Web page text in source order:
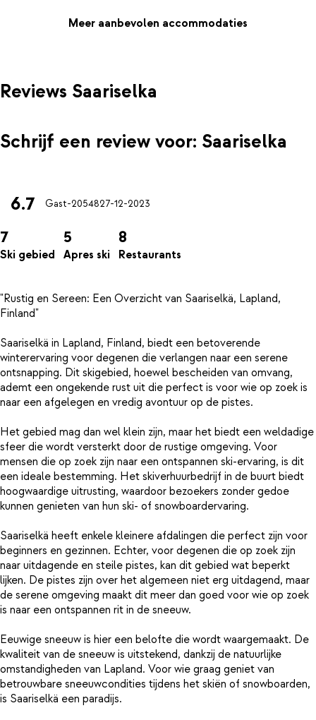
weer een andere dag zoef je met een sneeuwscooter door het
Meer aanbevolen accommodaties
Reviews Saariselka
Schrijf een review voor: Saariselka
6.7 Gast-2054827-12-2023
7
Ski gebied
5
Apres ski
8
Restaurants
"Rustig en Sereen: Een Overzicht van Saariselkä, Lapland,
Finland"
Saariselkä in Lapland, Finland, biedt een betoverende
winterervaring voor degenen die verlangen naar een serene
ontsnapping. Dit skigebied, hoewel bescheiden van omvang,
ademt een ongekende rust uit die perfect is voor wie op zoek is
naar een afgelegen en vredig avontuur op de pistes.
Het gebied mag dan wel klein zijn, maar het biedt een weldadige
sfeer die wordt versterkt door de rustige omgeving. Voor
mensen die op zoek zijn naar een ontspannen ski-ervaring, is dit
een ideale bestemming. Het skiverhuurbedrijf in de buurt biedt
hoogwaardige uitrusting, waardoor bezoekers zonder gedoe
kunnen genieten van hun ski- of snowboardervaring.
Saariselkä heeft enkele kleinere afdalingen die perfect zijn voor
beginners en gezinnen. Echter, voor degenen die op zoek zijn
naar uitdagende en steile pistes, kan dit gebied wat beperkt
lijken. De pistes zijn over het algemeen niet erg uitdagend, maar
de serene omgeving maakt dit meer dan goed voor wie op zoek
is naar een ontspannen rit in de sneeuw.
Eeuwige sneeuw is hier een belofte die wordt waargemaakt. De
kwaliteit van de sneeuw is uitstekend, dankzij de natuurlijke
omstandigheden van Lapland. Voor wie graag geniet van
betrouwbare sneeuwcondities tijdens het skiën of snowboarden,
is Saariselkä een paradijs.